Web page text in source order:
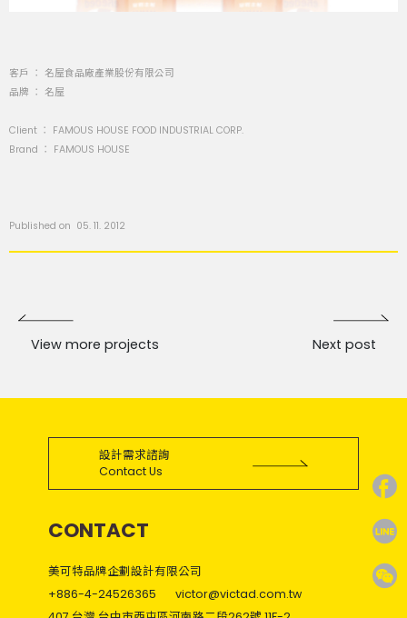
客戶 ： 名屋食品廠產業股份有限公司
品牌 ： 名屋
Client ： FAMOUS HOUSE FOOD INDUSTRIAL CORP.
Brand ： FAMOUS HOUSE
Published on 05. 11. 2012
View more projects Next post
設計需求諮詢
Contact Us
CONTACT
美可特品牌企劃設計有限公司
+886-4-24526365
victor@victad.com.tw